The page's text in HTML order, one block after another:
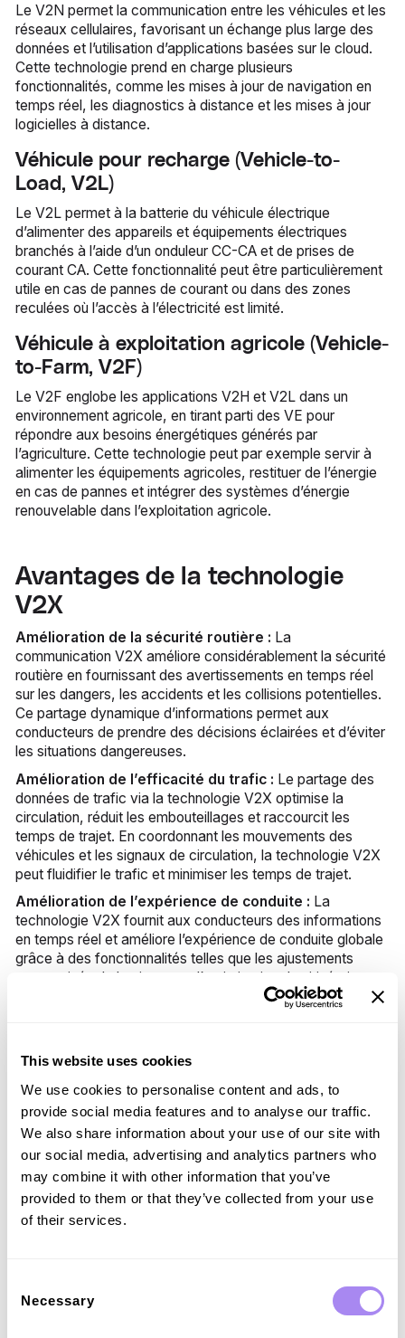
This website uses cookies
We use cookies to personalise content and ads, to
provide social media features and to analyse our traffic.
We also share information about your use of our site with
our social media, advertising and analytics partners who
may combine it with other information that you’ve
provided to them or that they’ve collected from your use
of their services.
Selection
Necessary
Le V2N permet la communication entre les véhicules et les
réseaux cellulaires, favorisant un échange plus large des
données et l’utilisation d’applications basées sur le cloud.
Cette technologie prend en charge plusieurs
fonctionnalités, comme les mises à jour de navigation en
temps réel, les diagnostics à distance et les mises à jour
logicielles à distance.
Véhicule pour recharge (Vehicle-to-
Load, V2L)
Le V2L permet à la batterie du véhicule électrique
d’alimenter des appareils et équipements électriques
branchés à l’aide d’un onduleur CC-CA et de prises de
courant CA. Cette fonctionnalité peut être particulièrement
utile en cas de pannes de courant ou dans des zones
reculées où l’accès à l’électricité est limité.
Véhicule à exploitation agricole (Vehicle-
to-Farm, V2F)
Le V2F englobe les applications V2H et V2L dans un
environnement agricole, en tirant parti des VE pour
répondre aux besoins énergétiques générés par
l’agriculture. Cette technologie peut par exemple servir à
alimenter les équipements agricoles, restituer de l’énergie
en cas de pannes et intégrer des systèmes d’énergie
renouvelable dans l’exploitation agricole.
Avantages de la technologie
V2X
Amélioration de la sécurité routière : La
communication V2X améliore considérablement la sécurité
routière en fournissant des avertissements en temps réel
sur les dangers, les accidents et les collisions potentielles.
Ce partage dynamique d’informations permet aux
conducteurs de prendre des décisions éclairées et d’éviter
les situations dangereuses.
Amélioration de l’efficacité du trafic : Le partage des
données de trafic via la technologie V2X optimise la
circulation, réduit les embouteillages et raccourcit les
temps de trajet. En coordonnant les mouvements des
véhicules et les signaux de circulation, la technologie V2X
peut fluidifier le trafic et minimiser les temps de trajet.
Amélioration de l’expérience de conduite : La
technologie V2X fournit aux conducteurs des informations
en temps réel et améliore l’expérience de conduite globale
grâce à des fonctionnalités telles que les ajustements
automatisés de la vitesse et l’optimisation des itinéraires.
Ces améliorations peuvent contribuer à réduire le stress de
technologie V2X contribuent au développement de villes
plus intelligentes en optimisant la gestion du trafic, en
renforçant la sécurité des piétons et en s’intégrant
parfaitement à d’autres initiatives de développement
d’infrastructures connectées. Ces données peuvent
également soutenir l’aménagement urbain et appuyer les
décisions politiques pour créer des villes plus durables et
plus agréables.
La technologie V2X offre de nombreux avantages, mais
elle présente également quelques défis :